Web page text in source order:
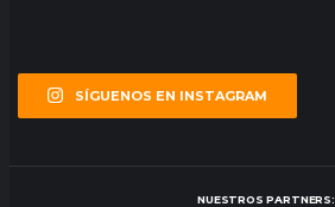
SÍGUENOS EN INSTAGRAM
NUESTROS PARTNERS: